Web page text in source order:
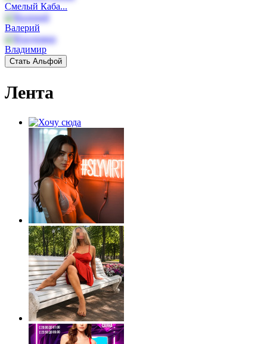
Смелый Каба...
Валерий
Владимир
Стать Альфой
Лента